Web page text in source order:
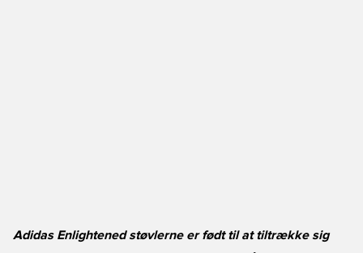
Adidas Enlightened støvlerne er født til at tiltrække sig